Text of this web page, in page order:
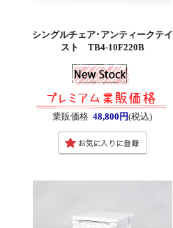
シングルチェア･アンティークテイ
スト TB4-10F220B
業販価格 48,800円(税込)